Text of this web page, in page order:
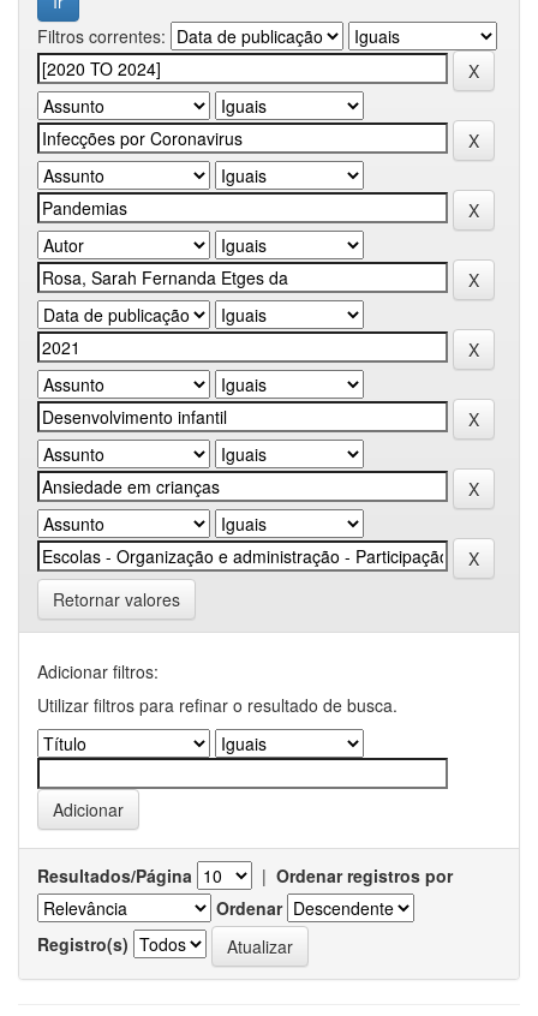
Filtros correntes:
Retornar valores
Adicionar filtros:
Utilizar filtros para refinar o resultado de busca.
Resultados/Página | Ordenar registros por
Ordenar
Registro(s)